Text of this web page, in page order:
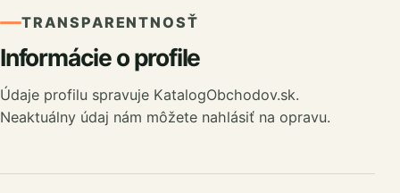
TRANSPARENTNOSŤ
Informácie o profile
Údaje profilu spravuje KatalogObchodov.sk.
Neaktuálny údaj nám môžete nahlásiť na opravu.